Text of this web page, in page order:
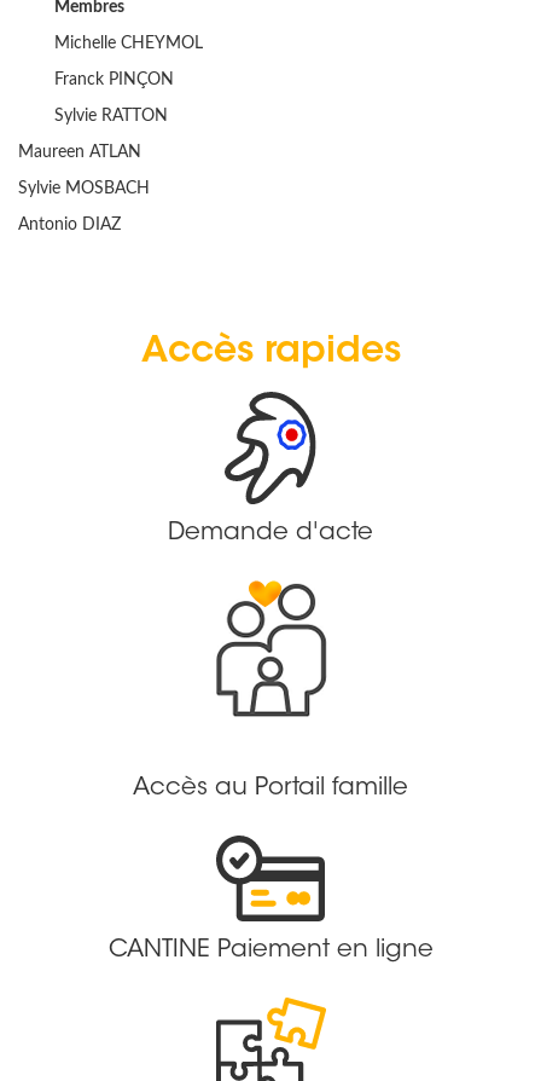
Membres
Michelle CHEYMOL
Franck PINÇON
Sylvie RATTON
Maureen ATLAN
Sylvie MOSBACH
Antonio DIAZ
Accès rapides
Demande d'acte
Accès au Portail famille
CANTINE Paiement en ligne